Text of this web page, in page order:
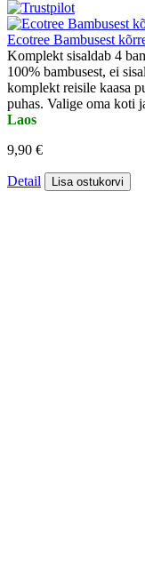
Ecotree Bambusest
Komplekt sisaldab 4
100% bambusest, ei
komplekt reisile kaasa
puhas. Valige oma koti
Laos
9,90 €
Detail Lisa ostukorvi